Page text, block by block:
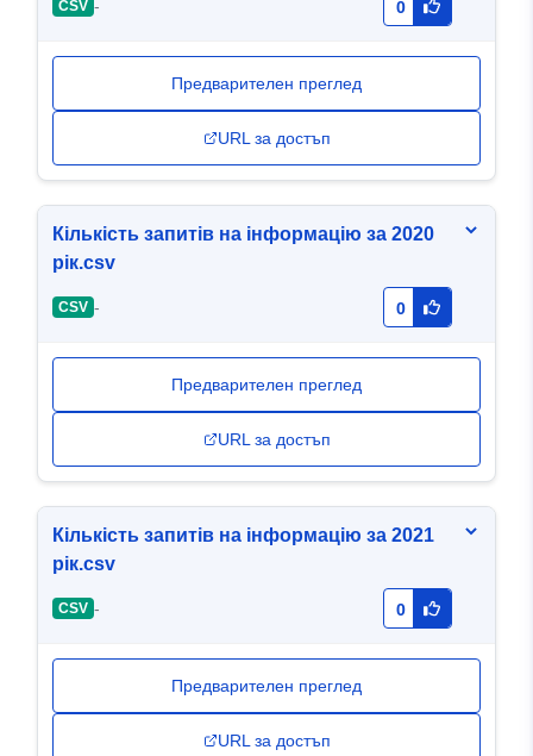
CSV - 0
Предварителен преглед
URL за достъп
Кількість запитів на інформацію за 2020
рік.csv
CSV - 0
Предварителен преглед
URL за достъп
Кількість запитів на інформацію за 2021
рік.csv
CSV - 0
Предварителен преглед
URL за достъп